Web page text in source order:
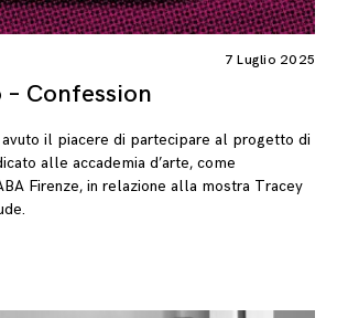
7 Luglio 2025
Confession
il piacere di partecipare al progetto di
alle accademia d’arte, come
Firenze, in relazione alla mostra Tracey